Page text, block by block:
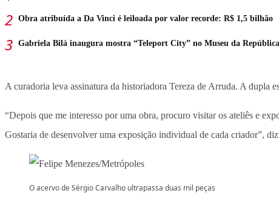
Obra atribuída a Da Vinci é leiloada por valor recorde: R$ 1,5 bilhão
Gabriela Bilá inaugura mostra “Teleport City” no Museu da República
A curadoria leva assinatura da historiadora Tereza de Arruda. A dupla
“Depois que me interesso por uma obra, procuro visitar os ateliês e
Gostaria de desenvolver uma exposição individual de cada criador”,
O acervo de Sérgio Carvalho ultrapassa duas mil peças